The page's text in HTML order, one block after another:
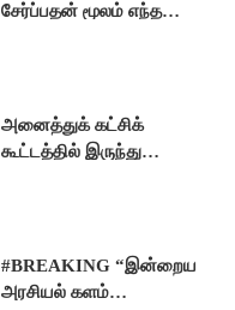
சேர்ப்பதன் மூலம் எந்த
அனைத்துக் கட்சிக்
கூட்டத்தில் இருந்து
#BREAKING “இன்றைய
அரசியல் களம்